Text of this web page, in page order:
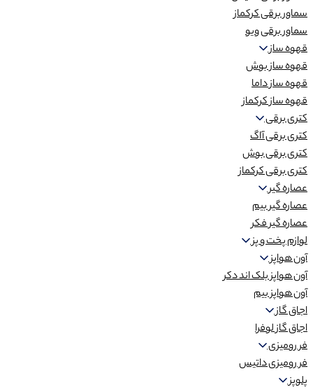
سماور برقی کرکماز
سماور برقی ویو
قهوه ساز
قهوه ساز بوش
قهوه ساز داما
قهوه ساز کرکماز
کتری برقی
کتری برقی آاگ
کتری برقی بوش
کتری برقی کرکماز
عصاره گیر
عصاره گیر بیم
عصاره گیر فکر
لوازم پخت و پز
آون هواپز
آون هواپز بلک اند دکر
آون هواپز بیم
اجاق گاز
اجاق گاز لوفرا
فر رومیزی
فر رومیزی داتیس
پلوپز